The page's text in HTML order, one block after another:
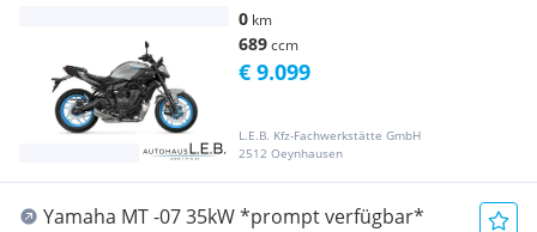
0 km
689ccm
L.E.B. Kfz-Fachwerkstätte GmbH
2512 Oeynhausen
€ 9.099
Yamaha MT -07 35kW *prompt verfügbar*